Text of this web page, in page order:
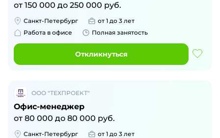
от 150 000 до 250 000 руб.
Санкт-Петербург
от 1 до 3 лет
Работа в офисе
Полная занятость
Откликнуться
ООО "ТЕХПРОЕКТ"
Офис-менеджер
от 80 000 до 80 000 руб.
Санкт-Петербург
от 1 до 3 лет